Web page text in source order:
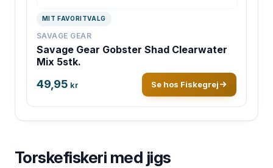
MIT FAVORITVALG
SAVAGE GEAR
Savage Gear Gobster Shad Clearwater
Mix 5stk.
49,95 kr Se hos Fiskegrej
Torskefiskeri med jigs